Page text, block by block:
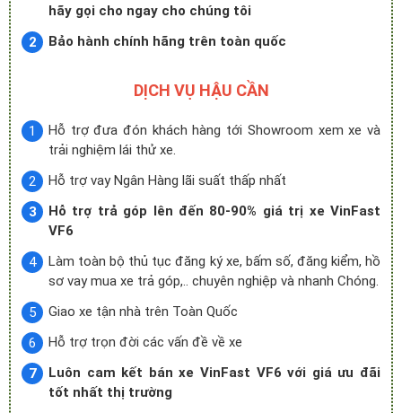
hãy gọi cho ngay cho chúng tôi
Bảo hành chính hãng trên toàn quốc
DỊCH VỤ HẬU CẦN
Hỗ trợ đưa đón khách hàng tới Showroom xem xe và
trải nghiệm lái thử xe.
Hỗ trợ vay Ngân Hàng lãi suất thấp nhất
Hỗ trợ trả góp lên đến 80-90% giá trị xe VinFast
VF6
Làm toàn bộ thủ tục đăng ký xe, bấm số, đăng kiểm, hồ
sơ vay mua xe trả góp,.. chuyên nghiệp và nhanh Chóng.
Giao xe tận nhà trên Toàn Quốc
Hỗ trợ trọn đời các vấn đề về xe
Luôn cam kết bán xe VinFast VF6 với giá ưu đãi
tốt nhất thị trường